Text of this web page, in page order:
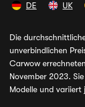
DE UK
Die
unverbindlichen
Carwow
November 2023.
Modelle und variiert